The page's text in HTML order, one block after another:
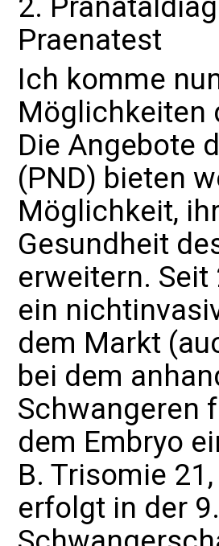
Praenatest
Ich komme
Möglichkeiten
Die Angebote
(PND) bieten
Möglichkeit,
Gesundheit
erweitern.
ein
dem Markt
bei dem
Schwangeren
dem Embryo
B. Trisomie
erfolgt in der 9.